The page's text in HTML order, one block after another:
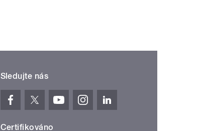
Sledujte nás
Certifikováno